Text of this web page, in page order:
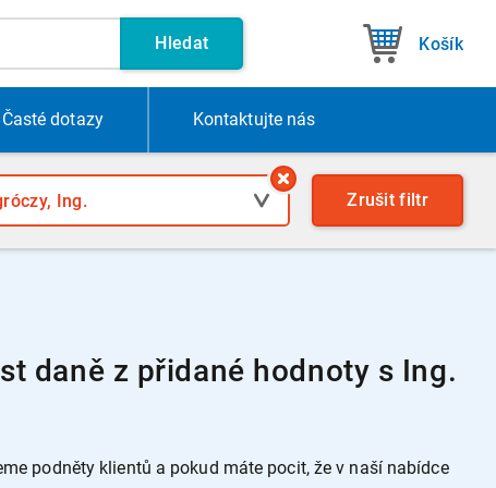
Hledat Košík
Časté dotazy Kontaktujte nás
Zrušit filtr
daně z přidané hodnoty s Ing.
podněty klientů a pokud máte pocit, že v naší nabídce